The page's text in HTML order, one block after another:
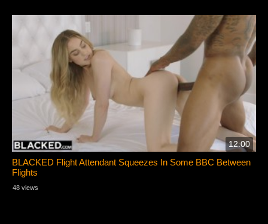
12:00
BLACKED Flight Attendant Squeezes In Some BBC Between
Flights
48 views